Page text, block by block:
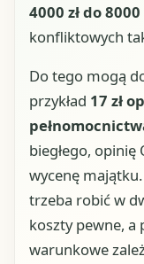
4000 zł do 8000
konfliktowych
Do tego mogą
przykład 17 zł
biegłego, opinię
wycenę
trzeba robić w
koszty pewne, a
warunkowe